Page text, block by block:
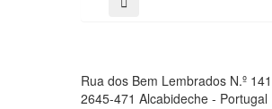
Rua dos Bem Lembrados N.º 141
2645-471 Alcabideche - Portugal